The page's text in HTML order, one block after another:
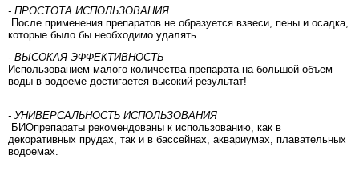
- ПРОСТОТА ИСПОЛЬЗОВАНИЯ
После применения препаратов не образуется взвеси, пены и осадка,
которые было бы необходимо удалять.
- ВЫСОКАЯ ЭФФЕКТИВНОСТЬ
Использованием малого количества препарата на большой объем
воды в водоеме достигается высокий результат!
- УНИВЕРСАЛЬНОСТЬ ИСПОЛЬЗОВАНИЯ
БИОпрепараты рекомендованы к использованию, как в
декоративных прудах, так и в бассейнах, аквариумах, плавательных
водоемах.